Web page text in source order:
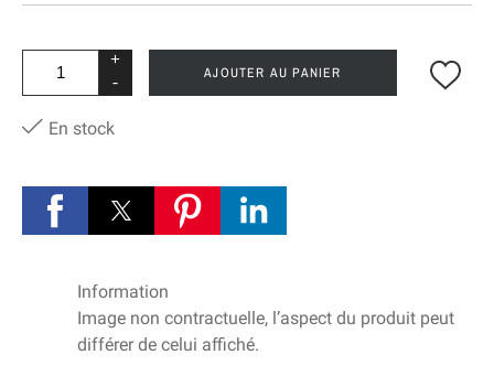
+
-
AJOUTER AU PANIER
En stock
Information
Image non contractuelle, l’aspect du produit peut
différer de celui affiché.